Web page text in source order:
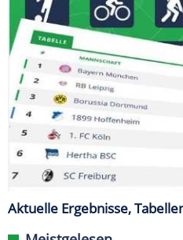
Aktuelle Ergebnisse,